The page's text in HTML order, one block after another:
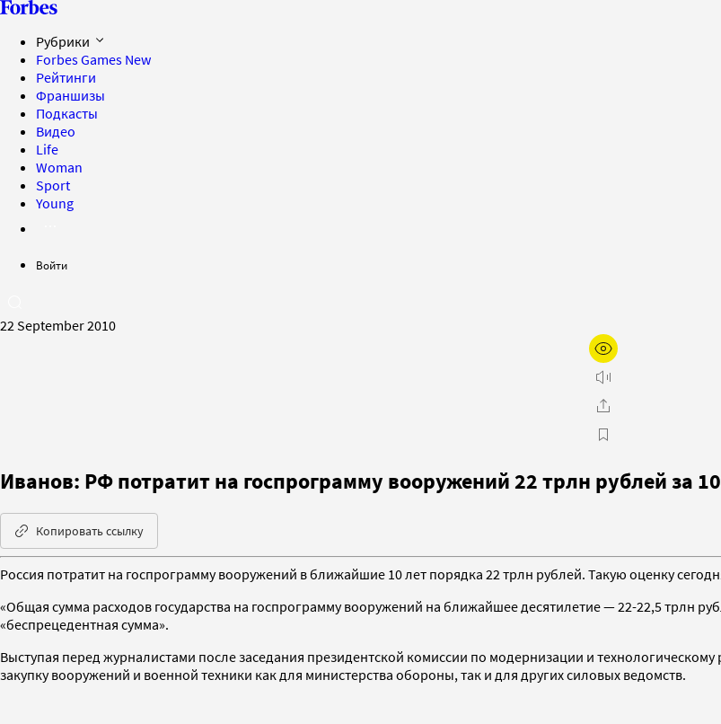
Рубрики
Forbes Games New
Рейтинги
Франшизы
Подкасты
Видео
Life
Woman
Sport
Young
Войти
22 September 2010
Иванов: РФ потратит на госпрограмму вооружений 22 трлн рублей за
Копировать ссылку
Россия потратит на госпрограмму вооружений в ближайшие 10 лет порядка 22 трлн рублей. Такую оценку
«Общая сумма расходов государства на госпрограмму вооружений на ближайшее десятилетие — 22-22,5 трлн
«беспрецедентная сумма».
Выступая перед журналистами после заседания президентской комиссии по модернизации и
закупку вооружений и военной техники как для министерства обороны, так и для других силовых ведомств.